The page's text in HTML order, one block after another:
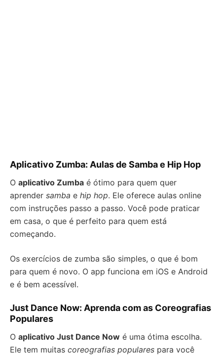
Aplicativo Zumba: Aulas de Samba e Hip Hop
O aplicativo Zumba é ótimo para quem quer
aprender samba e hip hop. Ele oferece aulas online
com instruções passo a passo. Você pode praticar
em casa, o que é perfeito para quem está
começando.
Os exercícios de zumba são simples, o que é bom
para quem é novo. O app funciona em iOS e Android
e é bem acessível.
Just Dance Now: Aprenda com as Coreografias
Populares
O aplicativo Just Dance Now é uma ótima escolha.
Ele tem muitas coreografias populares para você